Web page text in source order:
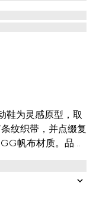
鞋为灵感原型，取
纹织带，并点缀复
帆布材质。品牌